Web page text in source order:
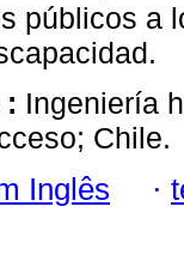
públicos a
Ingeniería
Chile.
Inglês ·